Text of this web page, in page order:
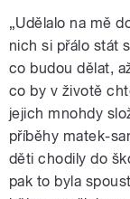
„Udělalo na mě
nich si přálo stát
co budou dělat,
co by v životě
jejich mnohdy
příběhy matek-
děti chodily do
pak to byla